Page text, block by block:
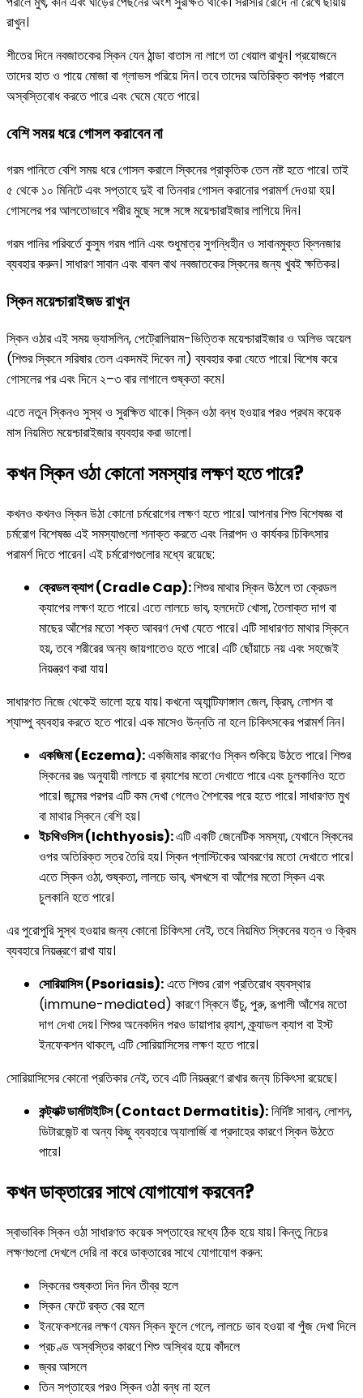
রাখুন।
শীতের দিনে নবজাতকের স্কিন যেন ঠান্ডা বাতাস না লাগে তা খেয়াল রাখুন। প্রয়োজনে
তাদের হাত ও পায়ে মোজা বা গ্লাভস পরিয়ে দিন। তবে তাদের অতিরিক্ত কাপড় পরালে
অস্বস্তিবোধ করতে পারে এবং ঘেমে যেতে পারে।
বেশি সময় ধরে গোসল করাবেন না
গরম পানিতে বেশি সময় ধরে গোসল করালে স্কিনের প্রাকৃতিক তেল নষ্ট হতে পারে। তাই
৫ থেকে ১০ মিনিটে এবং সপ্তাহে দুই বা তিনবার গোসল করানোর পরামর্শ দেওয়া হয়।
গোসলের পর আলতোভাবে শরীর মুছে সঙ্গে সঙ্গে ময়েশ্চারাইজার লাগিয়ে দিন।
গরম পানির পরিবর্তে কুসুম গরম পানি এবং শুধুমাত্র সুগন্ধিহীন ও সাবানমুক্ত ক্লিনজার
ব্যবহার করুন। সাধারণ সাবান এবং বাবল বাথ নবজাতকের স্কিনের জন্য খুবই ক্ষতিকর।
স্কিন ময়েশ্চারাইজড রাখুন
স্কিন ওঠার এই সময় ভ্যাসলিন, পেট্রোলিয়াম-ভিত্তিক ময়েশ্চারাইজার ও অলিভ অয়েল
(শিশুর স্কিনে সরিষার তেল একদমই দিবেন না) ব্যবহার করা যেতে পারে। বিশেষ করে
গোসলের পর এবং দিনে ২–৩ বার লাগালে শুষ্কতা কমে।
এতে নতুন স্কিনও সুস্থ ও সুরক্ষিত থাকে। স্কিন ওঠা বন্ধ হওয়ার পরও প্রথম কয়েক
মাস নিয়মিত ময়েশ্চারাইজার ব্যবহার করা ভালো।
কখন স্কিন ওঠা কোনো সমস্যার লক্ষণ হতে পারে?
কখনও কখনও স্কিন উঠা কোনো চর্মরোগের লক্ষণ হতে পারে। আপনার শিশু বিশেষজ্ঞ বা
চর্মরোগ বিশেষজ্ঞ এই সমস্যাগুলো শনাক্ত করতে এবং নিরাপদ ও কার্যকর চিকিৎসার
পরামর্শ দিতে পারেন। এই চর্মরোগগুলোর মধ্যে রয়েছে:
ক্রেডল ক্যাপ (Cradle Cap):শিশুর মাথার স্কিন উঠলে তা ক্রেডল
ক্যাপের লক্ষণ হতে পারে। এতে লালচে ভাব, হলদেটে খোসা, তৈলাক্ত দাগ বা
মাছের আঁশের মতো শক্ত আবরণ দেখা যেতে পারে। এটি সাধারণত মাথার স্কিনে
হয়, তবে শরীরের অন্য জায়গাতেও হতে পারে। এটি ছোঁয়াচে নয় এবং সহজেই
নিয়ন্ত্রণ করা যায়।
সাধারণত নিজে থেকেই ভালো হয়ে যায়। কখনো অ্যান্টিফাঙ্গাল জেল, ক্রিম, লোশন বা
শ্যাম্পু ব্যবহার করতে হতে পারে। এক মাসেও উন্নতি না হলে চিকিৎসকের পরামর্শ নিন।
একজিমা (Eczema):একজিমার কারণেও স্কিন শুকিয়ে উঠতে পারে। শিশুর
স্কিনের রঙ অনুযায়ী লালচে বা র‍্যাশের মতো দেখাতে পারে এবং চুলকানিও হতে
পারে। জন্মের পরপর এটি কম দেখা গেলেও শৈশবের পরে হতে পারে। সাধারণত মুখ
বা মাথার স্কিনে বেশি হয়।
ইচথিওসিস (Ichthyosis):এটি একটি জেনেটিক সমস্যা, যেখানে স্কিনের
ওপর অতিরিক্ত স্তর তৈরি হয়। স্কিন প্লাস্টিকের আবরণের মতো দেখাতে পারে।
এতে স্কিন ওঠা, শুষ্কতা, লালচে ভাব, খসখসে বা আঁশের মতো স্কিন এবং
চুলকানি হতে পারে।
এর পুরোপুরি সুস্থ হওয়ার জন্য কোনো চিকিৎসা নেই, তবে নিয়মিত স্কিনের যত্ন ও ক্রিম
ব্যবহারে নিয়ন্ত্রণে রাখা যায়।
সোরিয়াসিস (Psoriasis):এতে শিশুর রোগ প্রতিরোধ ব্যবস্থার
(immune-mediated) কারণে স্কিনে উঁচু, পুরু, রূপালী আঁশের মতো
দাগ দেখা দেয়। শিশুর অনেকদিন পরও ডায়াপার র‍্যাশ, ক্র্যাডল ক্যাপ বা ইস্ট
ইনফেকশন থাকলে, এটি সোরিয়াসিসের লক্ষণ হতে পারে।
সোরিয়াসিসের কোনো প্রতিকার নেই, তবে এটি নিয়ন্ত্রণে রাখার জন্য চিকিৎসা রয়েছে।
কন্ট্যাক্ট ডার্মাটাইটিস (Contact Dermatitis):নির্দিষ্ট সাবান, লোশন,
ডিটারজেন্ট বা অন্য কিছু ব্যবহারে অ্যালার্জি বা প্রদাহের কারণে স্কিন উঠতে
পারে।
কখন ডাক্তারের সাথে যোগাযোগ করবেন?
স্বাভাবিক স্কিন ওঠা সাধারণত কয়েক সপ্তাহের মধ্যে ঠিক হয়ে যায়। কিন্তু নিচের
লক্ষণগুলো দেখলে দেরি না করে ডাক্তারের সাথে যোগাযোগ করুন:
স্কিনের শুষ্কতা দিন দিন তীব্র হলে
স্কিন ফেটে রক্ত বের হলে
ইনফেকশনের লক্ষণ যেমন স্কিন ফুলে গেলে, লালচে ভাব হওয়া বা পুঁজ দেখা দিলে
প্রচণ্ড অস্বস্তির কারণে শিশু অস্থির হয়ে কাঁদলে
জ্বর আসলে
তিন সপ্তাহের পরও স্কিন ওঠা বন্ধ না হলে